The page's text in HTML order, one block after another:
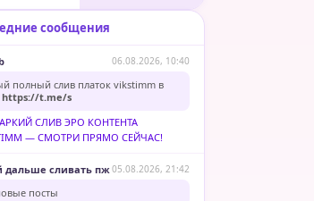
сообщения
06.08.2026, 10:40
полный слив платок vikstimm в
https://t.me/s
СЛИВ ЭРО КОНТЕНТА
— СМОТРИ ПРЯМО СЕЙЧАС!
дальше сливать пж05.08.2026, 21:42
посты